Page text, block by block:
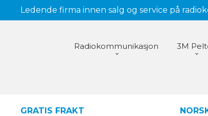
Ledende firma innen salg og service på
Radiokommunikasjon 3M
GRATIS FRAKT